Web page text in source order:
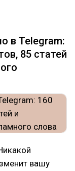
в Telegram:
85 статей
вашу